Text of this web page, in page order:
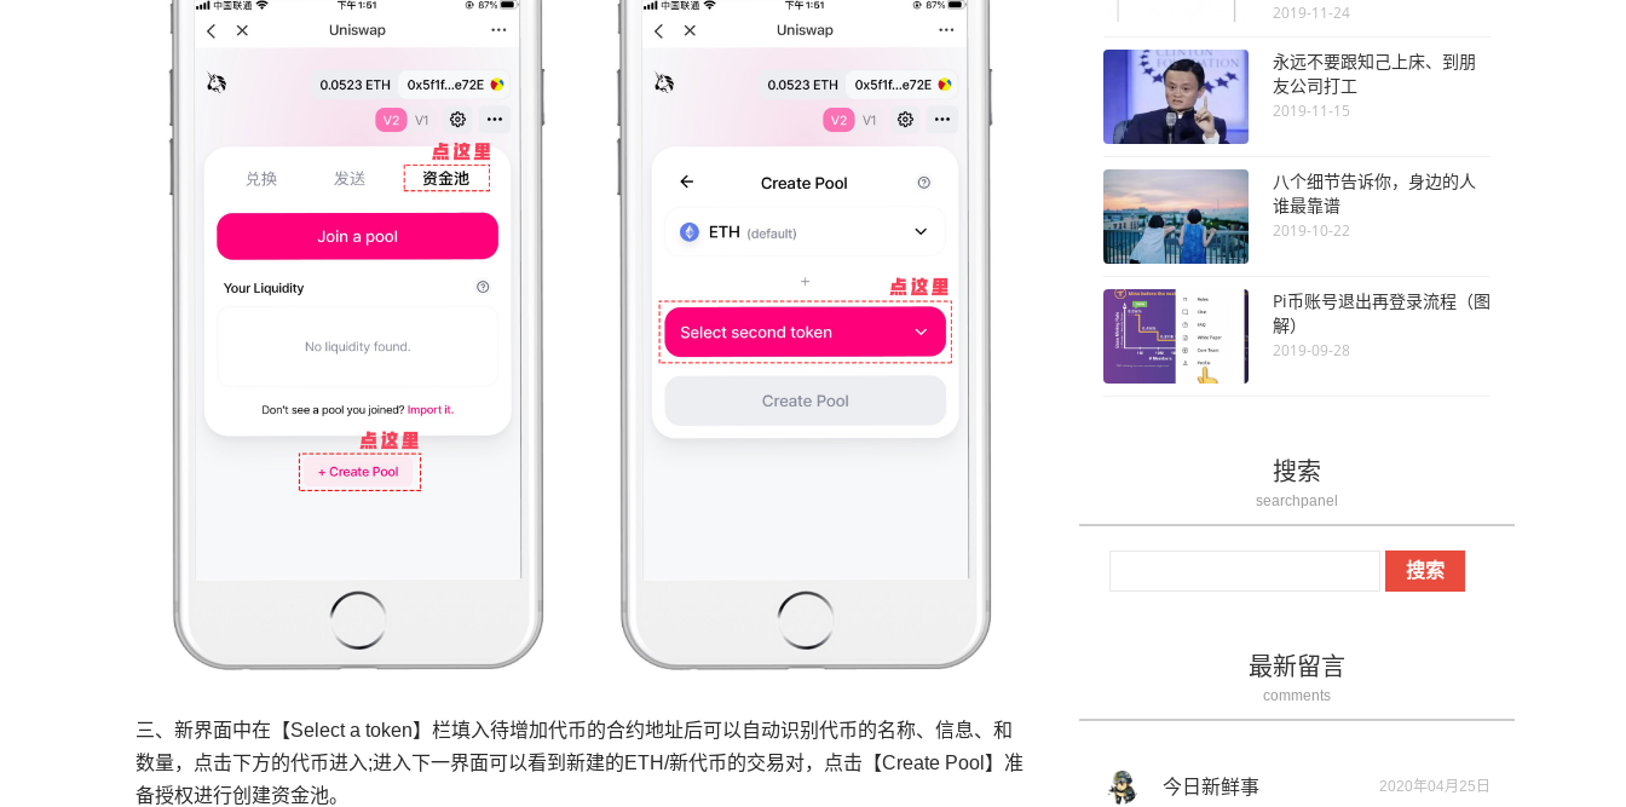
三、新界面中在【Select a token】栏填入待增加代币的合约地址后可以自动识别代币的名称、信息、和
数量，点击下方的代币进入;进入下一界面可以看到新建的ETH/新代币的交易对，点击【Create Pool】准
备授权进行创建资金池。
2019-11-24
永远不要跟知己上床、到朋
友公司打工
2019-11-15
八个细节告诉你，身边的人
谁最靠谱
2019-10-22
Pi币账号退出再登录流程（图
解）
2019-09-28
搜索
searchpanel
最新留言
comments
今日新鲜事 2020年04月25日